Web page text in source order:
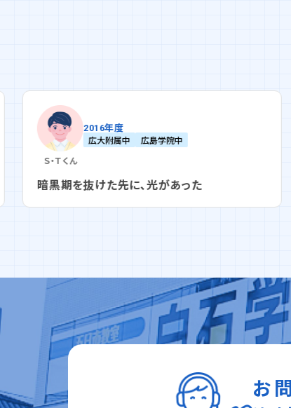
ノートルダム清心中
当たり前じゃないと気づいた、あの日から
お